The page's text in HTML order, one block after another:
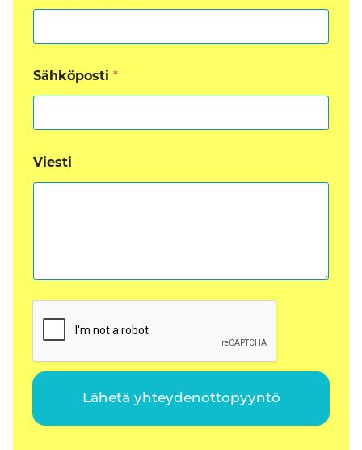
Sähköposti *
Viesti
Lähetä yhteydenottopyyntö